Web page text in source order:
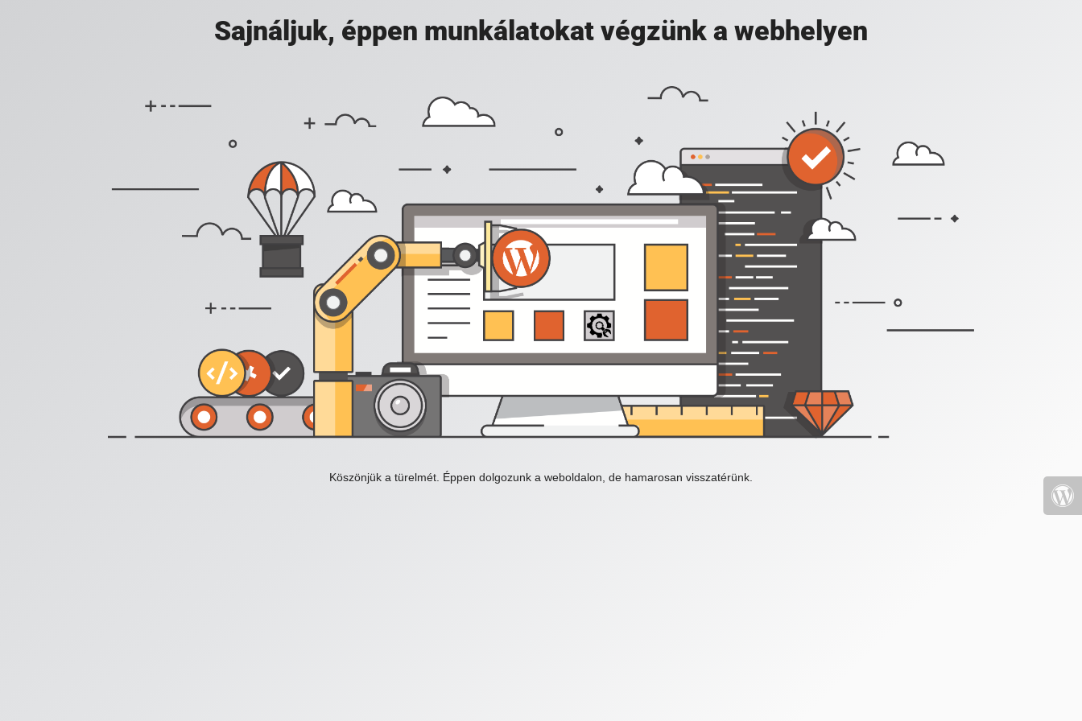
Sajnáljuk, éppen munkálatokat végzünk a webhelyen
Köszönjük a türelmét. Éppen dolgozunk a weboldalon, de hamarosan visszatérünk.